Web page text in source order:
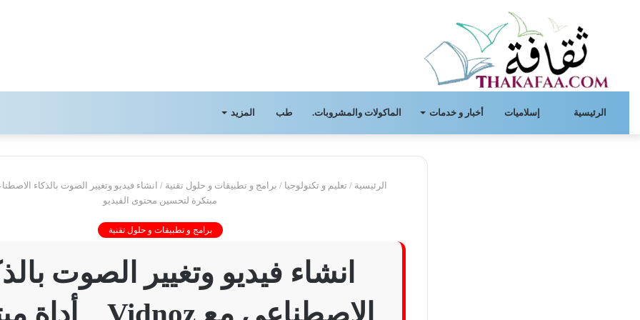
الرئيسية إسلاميات أخبار و خدمات الماكولات والمشروبات. طب المزيد
الرئيسية / تعليم و تكنولوجيا / برامج و تطبيقات و حلول تقنية /
مبتكرة لتحسين محتوى الفيديو
برامج و تطبيقات و حلول تقنية
انشاء فيديو وتغيير الصوت